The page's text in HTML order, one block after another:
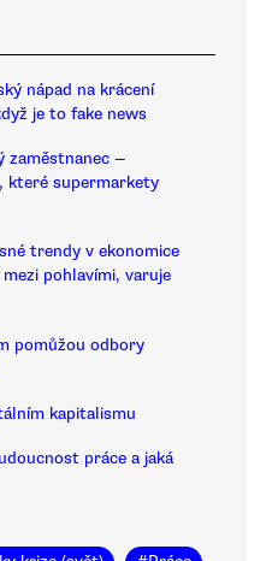
nápad na krácení
je to fake news
zaměstnanec —
které supermarkety
trendy v ekonomice
pohlavími, varuje
pomůžou odbory
kapitalismu
práce a jaká